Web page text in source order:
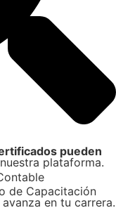
pueden
plataforma.
de Capacitación
en tu carrera.